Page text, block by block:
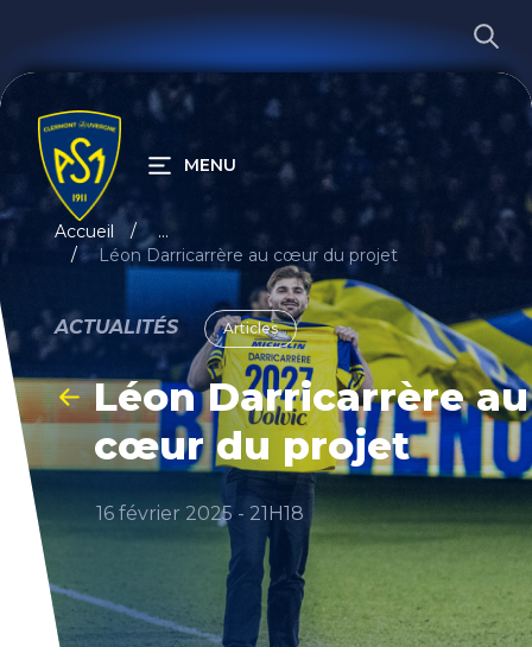
MENU
Accueil
...
Léon Darricarrère au cœur du projet
ACTUALITÉS Articles
Léon Darricarrère au
cœur du projet
16 février 2025 - 21H18